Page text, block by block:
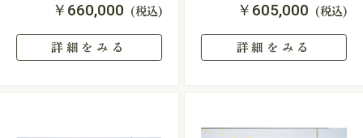
￥660,000 (税込)
詳細をみる
￥605,000 (税込)
詳細をみる